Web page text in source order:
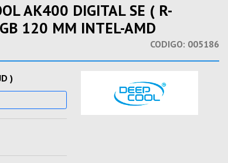
AK400 DIGITAL SE ( R-
120 MM INTEL-AMD
CODIGO: 005186
)